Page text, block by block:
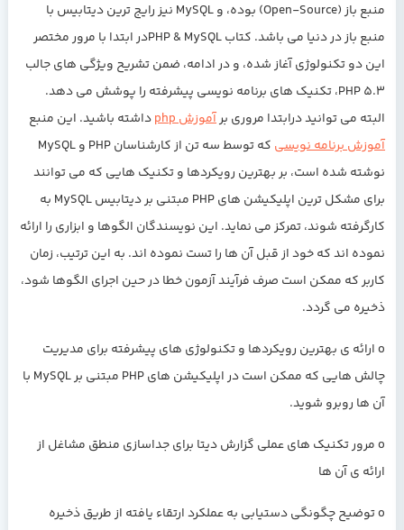
منبع باز (Open-Source) بوده، و MySQL نیز رایج ترین دیتابیس با
منبع باز در دنیا می باشد. کتاب PHP & MySQL
در ابتدا با مرور مختصر
این دو تکنولوژی آغاز شده، و در ادامه، ضمن تشریح ویژگی های جالب
PHP 5.3، تکنیک های برنامه نویسی پیشرفته را پوشش می دهد.
البته می توانید درابتدا مروری برآموزش php
داشته باشید. این منبع
آموزش برنامه نویسی
که توسط سه تن از کارشناسان PHP و MySQL
نوشته شده است، بر بهترین رویکردها و تکنیک هایی که می توانند
برای مشکل ترین اپلیکیشن های PHP مبتنی بر دیتابیس MySQL به
کارگرفته شوند، تمرکز می نماید. این نویسندگان الگوها و ابزاری را ارائه
نموده اند که خود از قبل آن ها را تست نموده اند. به این ترتیب، زمان
کاربر که ممکن است صرف فرآیند آزمون خطا در حین اجرای الگوها شود،
ذخیره می گردد.
o ارائه ی بهترین رویکردها و تکنولوژی های پیشرفته برای مدیریت
چالش هایی که ممکن است در اپلیکیشن های PHP مبتنی بر MySQL با
آن ها روبرو شوید.
o مرور تکنیک های عملی گزارش دیتا برای جداسازی منطق مشاغل از
ارائه ی آن ها
o توضیح چگونگی دستیابی به عملکرد ارتقاء یافته از طریق ذخیره